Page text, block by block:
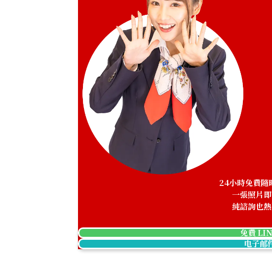
24小時免費隨
一張照片
純諮詢也
免費
电子邮